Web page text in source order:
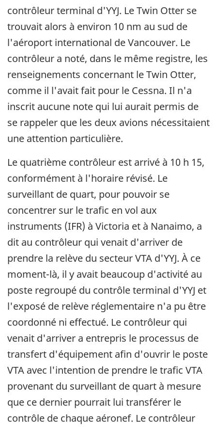
contrôleur terminal d'YYJ. Le Twin Otter se
trouvait alors à environ 10 nm au sud de
l'aéroport international de Vancouver. Le
contrôleur a noté, dans le même registre, les
renseignements concernant le Twin Otter,
comme il l'avait fait pour le Cessna. Il n'a
inscrit aucune note qui lui aurait permis de
se rappeler que les deux avions nécessitaient
une attention particulière.
Le quatrième contrôleur est arrivé à 10 h 15,
conformément à l'horaire révisé. Le
surveillant de quart, pour pouvoir se
concentrer sur le trafic en vol aux
instruments (IFR) à Victoria et à Nanaimo, a
dit au contrôleur qui venait d'arriver de
prendre la relève du secteur VTA d'YYJ. À ce
moment-là, il y avait beaucoup d'activité au
poste regroupé du contrôle terminal d'YYJ et
l'exposé de relève réglementaire n'a pu être
coordonné ni effectué. Le contrôleur qui
venait d'arriver a entrepris le processus de
transfert d'équipement afin d'ouvrir le poste
VTA avec l'intention de prendre le trafic VTA
provenant du surveillant de quart à mesure
que ce dernier pourrait lui transférer le
contrôle de chaque aéronef. Le contrôleur